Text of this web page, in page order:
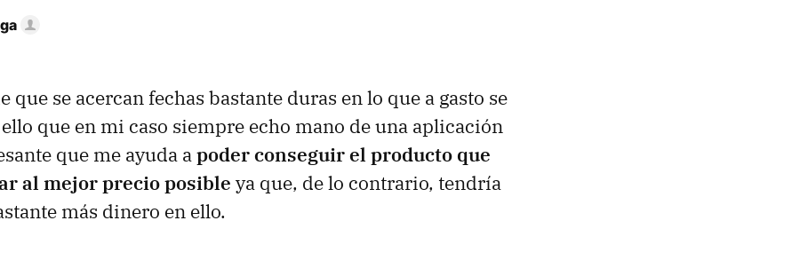
que se acercan fechas bastante duras en lo que a gasto se
que en mi caso siempre echo mano de una aplicación
que me ayuda apoder conseguir el producto que
al mejor precio posible ya que, de lo contrario, tendría
más dinero en ello.